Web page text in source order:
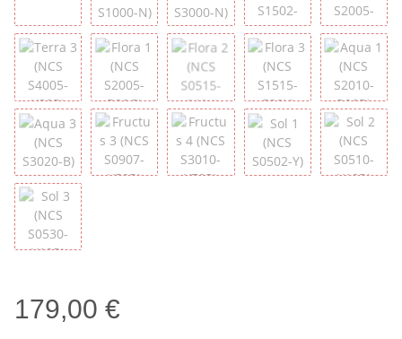
Weiß Lapis 1 (NCS S1000-N)Lapis 3 (NCS S3000-N)Terra 1 (NCS S1502-
Terra 2
Terra 3 (NCS S4005-Y80R)Flora 1 (NCS S2005-B80G)Flora 2 (NCS S0515-G60Y)
Flora 3 (NCS S1515-
Aqua 1
Aqua 3 (NCS S3020-B)
179,00 €